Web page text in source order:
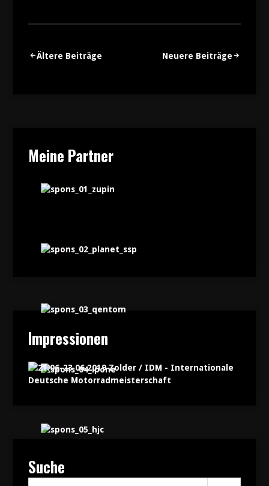
weiterhin
Ältere Beiträge Neuere Beiträge
Meine Partner
Impressionen
Suche